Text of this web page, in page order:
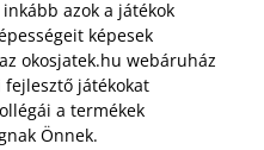
azok a játékok
képesek
okosjatek.hu webáruház
játékokat
a termékek
Önnek.